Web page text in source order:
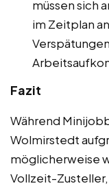
müssen sich
im Zeitplan
Fazit
Während
Wolmirstedt
möglicherweise
Vollzeit-